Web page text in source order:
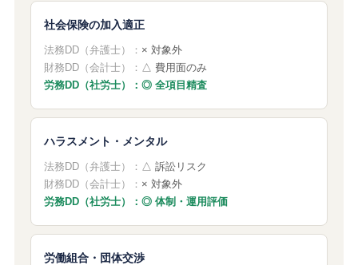
社会保険の加入適正
法務DD（弁護士）： × 対象外
財務DD（会計士）： △ 費用面のみ
労務DD（社労士）：◎ 全項目精査
ハラスメント・メンタル
法務DD（弁護士）： △ 訴訟リスク
財務DD（会計士）： × 対象外
労務DD（社労士）：◎ 体制・運用評価
労働組合・団体交渉